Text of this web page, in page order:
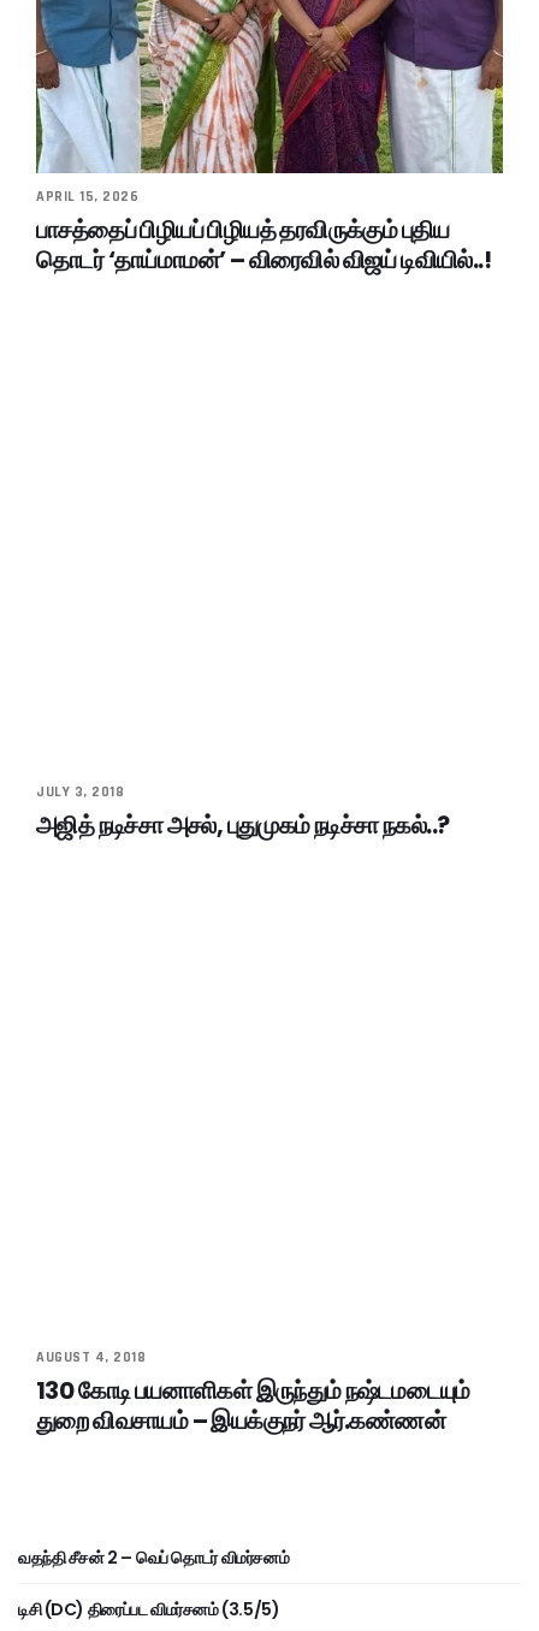
APRIL 15, 2026
பாசத்தைப் பிழியப் பிழியத் தரவிருக்கும் புதிய
தொடர் ‘தாய்மாமன்’ – விரைவில் விஜய் டிவியில்..!
JULY 3, 2018
அஜித் நடிச்சா அசல், புதுமுகம் நடிச்சா நகல்..?
AUGUST 4, 2018
130 கோடி பயனாளிகள் இருந்தும் நஷ்டமடையும்
துறை விவசாயம் – இயக்குநர் ஆர்.கண்ணன்
வதந்தி சீசன் 2 – வெப் தொடர் விமர்சனம்
டிசி (DC) திரைப்பட விமர்சனம் (3.5/5)